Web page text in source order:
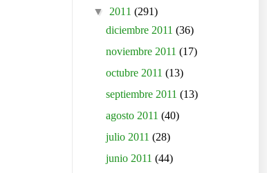
▼ 2011 (291)
diciembre 2011(36)
noviembre 2011(17)
octubre 2011(13)
septiembre 2011(13)
agosto 2011(40)
julio 2011(28)
junio 2011(44)